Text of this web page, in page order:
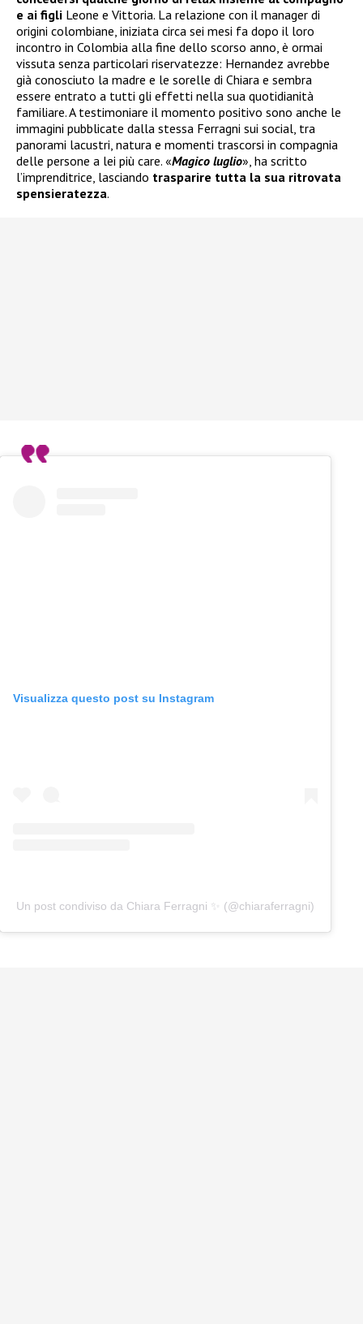
e ai figli Leone e Vittoria. La relazione con il manager di
origini colombiane, iniziata circa sei mesi fa dopo il loro
incontro in Colombia alla fine dello scorso anno, è ormai
vissuta senza particolari riservatezze: Hernandez avrebbe
già conosciuto la madre e le sorelle di Chiara e sembra
essere entrato a tutti gli effetti nella sua quotidianità
familiare. A testimoniare il momento positivo sono anche le
immagini pubblicate dalla stessa Ferragni sui social, tra
panorami lacustri, natura e momenti trascorsi in compagnia
delle persone a lei più care. «Magico luglio», ha scritto
l’imprenditrice, lasciando trasparire tutta la sua ritrovata
spensieratezza.
Visualizza questo post su Instagram
Un post condiviso da Chiara Ferragni ✨ (@chiaraferragni)